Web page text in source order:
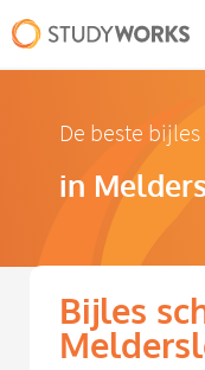
De beste
in
Bijles